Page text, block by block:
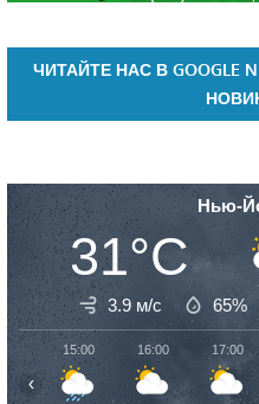
ЧИТАЙТЕ НАС В GOOGLE
Нью-
31°C
3.9 м/с 65%
15:00 16:00 17:00
‹